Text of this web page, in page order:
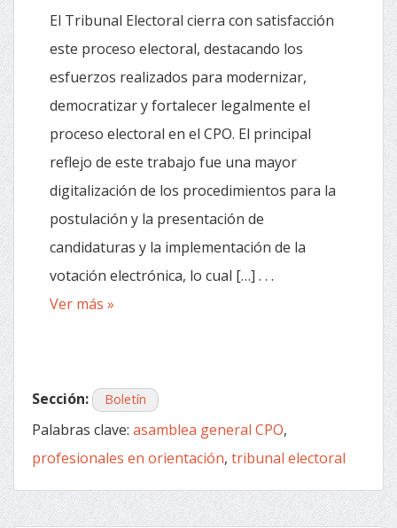
El Tribunal Electoral cierra con satisfacción
este proceso electoral, destacando los
esfuerzos realizados para modernizar,
democratizar y fortalecer legalmente el
proceso electoral en el CPO. El principal
reflejo de este trabajo fue una mayor
digitalización de los procedimientos para la
postulación y la presentación de
candidaturas y la implementación de la
votación electrónica, lo cual […] . . .
Ver más »
Sección: Boletín
Palabras clave: asamblea general CPO,
profesionales en orientación, tribunal electoral